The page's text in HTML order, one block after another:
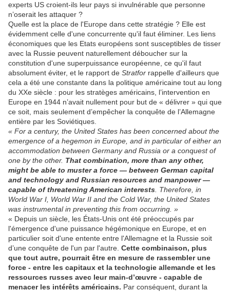
experts US croient-ils leur pays si invulnérable que personne
n’oserait les attaquer ?
Quelle est la place de l'Europe dans cette stratégie ? Elle est
évidemment celle d'une concurrente qu'il faut éliminer. Les liens
économiques que les Etats européens sont susceptibles de tisser
avec la Russie peuvent naturellement déboucher sur la
constitution d'une superpuissance européenne, ce qu'il faut
absolument éviter, et le rapport de Stratfor rappelle d'ailleurs que
cela a été une constante dans la politique américaine tout au long
du XXe siècle : pour les stratèges américains, l’intervention en
Europe en 1944 n’avait nullement pour but de « délivrer » qui que
ce soit, mais seulement d’empêcher la conquête de l’Allemagne
entière par les Soviétiques.
« For a century, the United States has been concerned about the
emergence of a hegemon in Europe, and in particular of either an
accommodation between Germany and Russia or a conquest of
one by the other. That combination, more than any other,
might be able to muster a force — between German capital
and technology and Russian resources and manpower —
capable of threatening American interests Therefore, in
World War I, World War II and the Cold War, the United States
was instrumental in preventing this from occurring. »
« Depuis un siècle, les États-Unis ont été préoccupés par
l'émergence d'une puissance hégémonique en Europe, et en
particulier soit d'une entente entre l'Allemagne et la Russie soit
d’une conquête de l'un par l'autre. Cette combinaison, plus
que tout autre, pourrait être en mesure de rassembler une
force - entre les capitaux et la technologie allemande et les
ressources russes avec leur main-d’œuvre - capable de
menacer les intérêts américains. Par conséquent, durant la